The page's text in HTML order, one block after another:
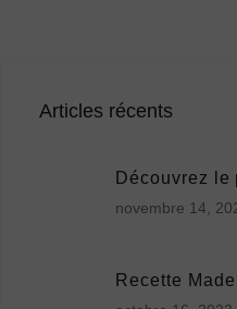
Articles récents
Découvrez le
novembre 14,
Recette